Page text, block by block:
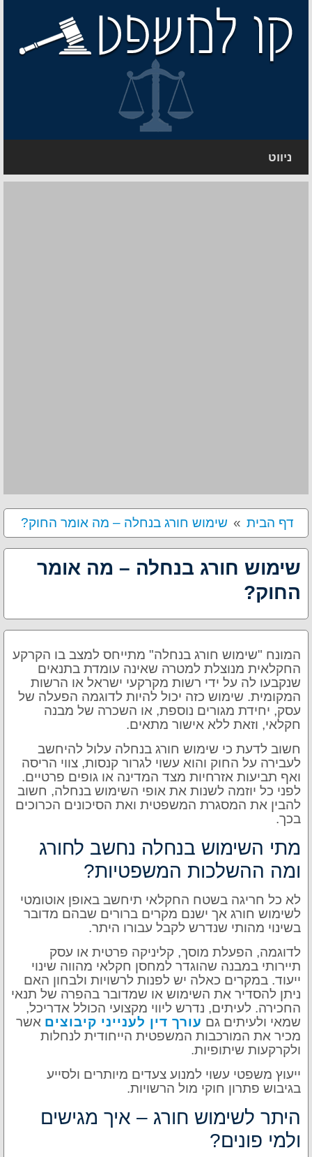
ניווט
דף הבית שימוש חורג בנחלה – מה אומר החוק?
שימוש חורג בנחלה – מה אומר
החוק?
המונח "שימוש חורג בנחלה" מתייחס למצב בו הקרקע
החקלאית מנוצלת למטרה שאינה עומדת בתנאים
שנקבעו לה על ידי רשות מקרקעי ישראל או הרשות
המקומית. שימוש כזה יכול להיות לדוגמה הפעלה של
עסק, יחידת מגורים נוספת, או השכרה של מבנה
חקלאי, וזאת ללא אישור מתאים.
חשוב לדעת כי שימוש חורג בנחלה עלול להיחשב
לעבירה על החוק והוא עשוי לגרור קנסות, צווי הריסה
ואף תביעות אזרחיות מצד המדינה או גופים פרטיים.
לפני כל יוזמה לשנות את אופי השימוש בנחלה, חשוב
להבין את המסגרת המשפטית ואת הסיכונים הכרוכים
בכך.
מתי השימוש בנחלה נחשב לחורג
ומה ההשלכות המשפטיות?
לא כל חריגה בשטח החקלאי תיחשב באופן אוטומטי
לשימוש חורג אך ישנם מקרים ברורים שבהם מדובר
בשינוי מהותי שנדרש לקבל עבורו היתר.
לדוגמה, הפעלת מוסך, קליניקה פרטית או עסק
תיירותי במבנה שהוגדר למחסן חקלאי מהווה שינוי
ייעוד. במקרים כאלה יש לפנות לרשויות ולבחון האם
ניתן להסדיר את השימוש או שמדובר בהפרה של תנאי
החכירה. לעיתים, נדרש ליווי מקצועי הכולל אדריכל,
שמאי ולעיתים גם עורך דין לענייני קיבוצים אשר
מכיר את המורכבות המשפטית הייחודית לנחלות
ולקרקעות שיתופיות.
ייעוץ משפטי עשוי למנוע צעדים מיותרים ולסייע
בגיבוש פתרון חוקי מול הרשויות.
היתר לשימוש חורג – איך מגישים
ולמי פונים?